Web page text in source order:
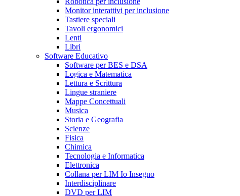
Monitor interattivi per inclusione
Tastiere speciali
Tavoli ergonomici
Lenti
Libri
Software Educativo
Software per BES e DSA
Logica e Matematica
Lettura e Scrittura
Lingue straniere
Mappe Concettuali
Musica
Storia e Geografia
Scienze
Fisica
Chimica
Tecnologia e Informatica
Elettronica
Collana per LIM Io Insegno
Interdisciplinare
DVD per LIM